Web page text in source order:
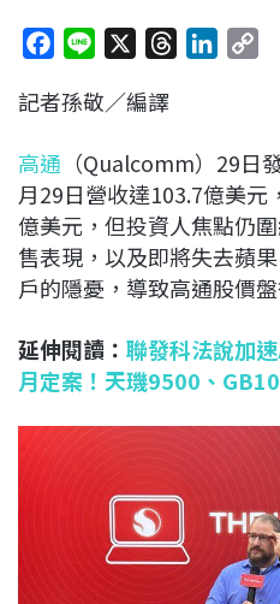
c
b
o
o
k
n
a
d
s
e
d
I
n
L
i
n
k
記者孫敬／編譯
高通 （Qualcomm）29日
月29日營收達103.7億美元
億美元，但投資人焦點仍
售表現，以及即將失去蘋
戶的隱憂，導致高通股價
延伸閱讀： 聯發科法說加
月定案！天璣9500、